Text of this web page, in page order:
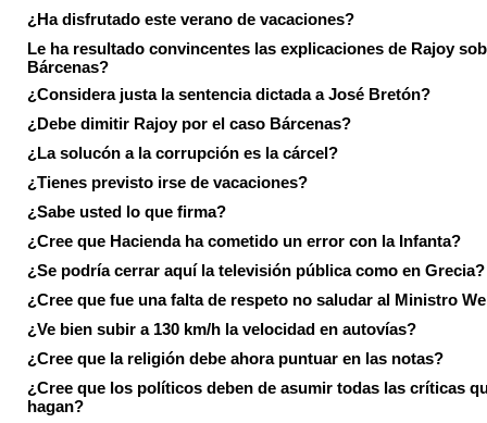
¿Ha disfrutado este verano de vacaciones?
Le ha resultado convincentes las explicaciones de Rajoy
Bárcenas?
¿Considera justa la sentencia dictada a José Bretón?
¿Debe dimitir Rajoy por el caso Bárcenas?
¿La solucón a la corrupción es la cárcel?
¿Tienes previsto irse de vacaciones?
¿Sabe usted lo que firma?
¿Cree que Hacienda ha cometido un error con la Infanta?
¿Se podría cerrar aquí la televisión pública como en Grecia?
¿Cree que fue una falta de respeto no saludar al Ministro
¿Ve bien subir a 130 km/h la velocidad en autovías?
¿Cree que la religión debe ahora puntuar en las notas?
¿Cree que los políticos deben de asumir todas las críticas
hagan?